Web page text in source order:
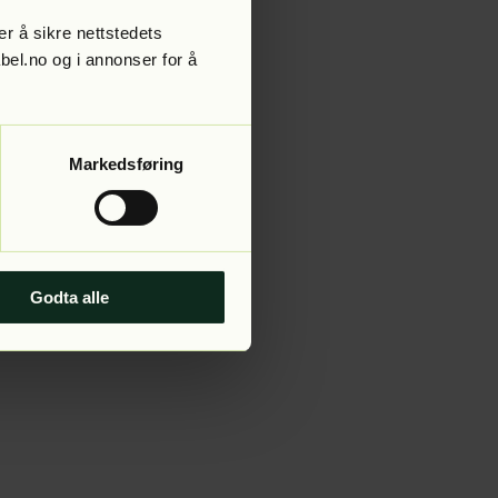
å sikre nettstedets
og i annonser for å
Markedsføring
Godta alle